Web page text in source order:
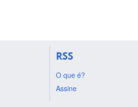
RSS
O que é?
Assine